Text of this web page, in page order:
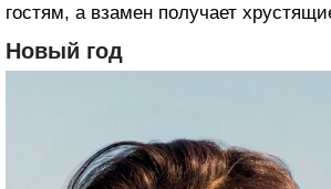
гостям, а взамен получает
Новый год